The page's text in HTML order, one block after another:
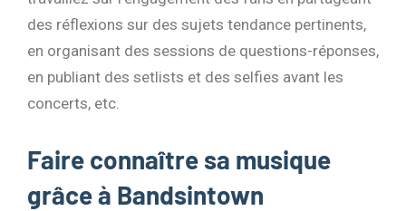
des réflexions sur des sujets tendance pertinents,
en organisant des sessions de questions-réponses,
en publiant des setlists et des selfies avant les
concerts, etc.
Faire connaître sa musique
grâce à Bandsintown